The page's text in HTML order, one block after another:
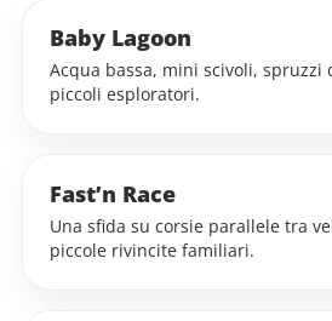
Baby Lagoon
Acqua bassa, mini scivoli, spruzzi
piccoli esploratori.
Fast’n Race
Una sfida su corsie parallele tra
piccole rivincite familiari.